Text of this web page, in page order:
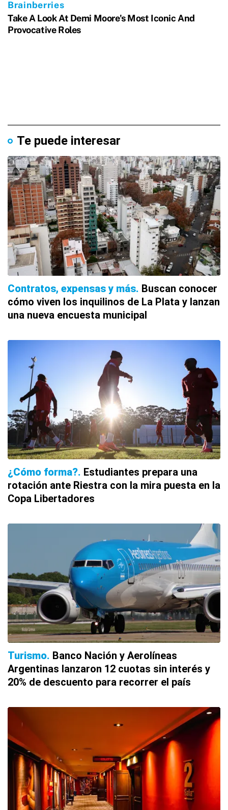
Te puede interesar
Contratos, expensas y más Buscan conocer
cómo viven los inquilinos de La Plata y lanzan
una nueva encuesta municipal
¿Cómo forma? Estudiantes prepara una
rotación ante Riestra con la mira puesta en la
Copa Libertadores
Turismo Banco Nación y Aerolíneas
Argentinas lanzaron 12 cuotas sin interés y
20% de descuento para recorrer el país